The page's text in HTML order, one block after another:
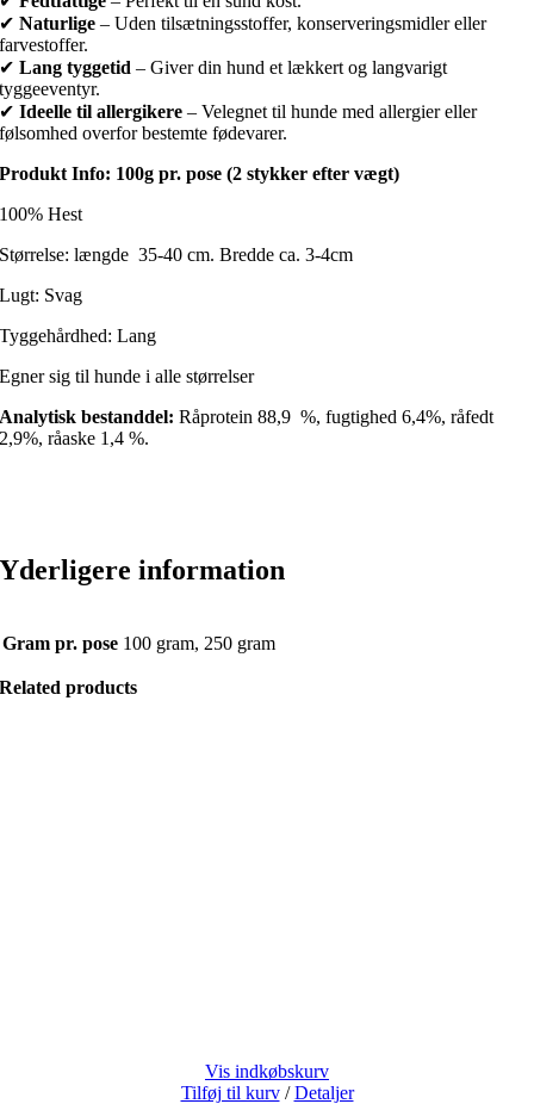
✔Naturlige – Uden tilsætningsstoffer, konserveringsmidler eller
farvestoffer.
✔Lang tyggetid – Giver din hund et lækkert og langvarigt
tyggeeventyr.
✔Ideelle til allergikere – Velegnet til hunde med allergier eller
følsomhed overfor bestemte fødevarer.
Produkt Info: 100g pr. pose (2 stykker efter vægt)
100% Hest
Størrelse: længde 35-40 cm. Bredde ca. 3-4cm
Lugt: Svag
Tyggehårdhed: Lang
Egner sig til hunde i alle størrelser
Analytisk bestanddel:Råprotein 88,9 %, fugtighed 6,4%, råfedt
2,9%, råaske 1,4 %.
Yderligere information
Gram pr. pose 100 gram, 250 gram
Related products
Vis indkøbskurv
Tilføj til kurv / Detaljer